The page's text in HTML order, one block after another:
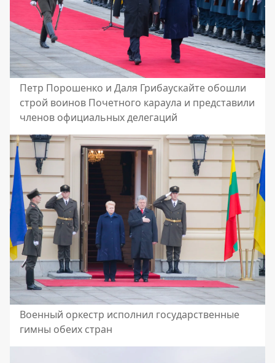
Петр Порошенко и Даля Грибаускайте обошли
строй воинов Почетного караула и представили
членов официальных делегаций
Военный оркестр исполнил государственные
гимны обеих стран